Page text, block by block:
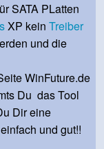
SATA PLatten
XP kein Treiber
und die
WinFuture.de
Du das Tool
Dir eine
und gut!!